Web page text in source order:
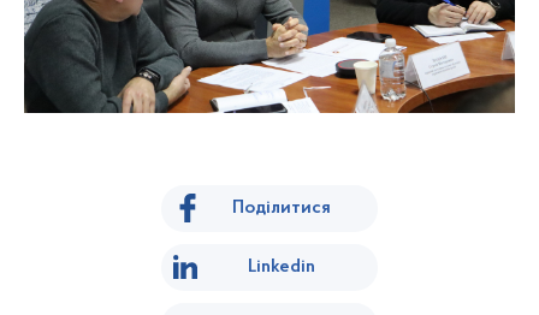
Поділитися
Linkedin